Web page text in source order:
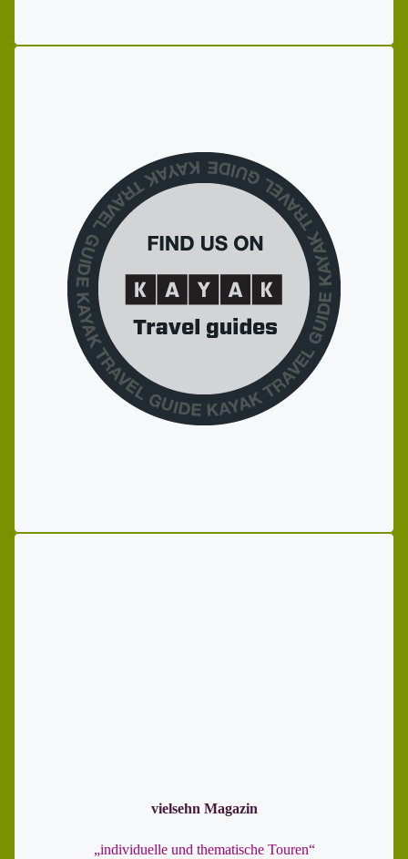
vielsehn Magazin
„individuelle und thematische Touren“